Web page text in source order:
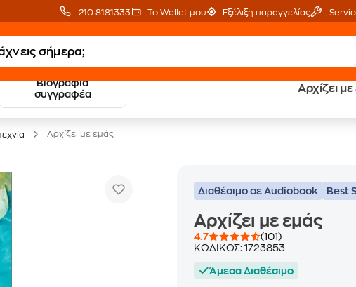
210 8181333 Το Wallet μου Εξέλιξη παραγγελίας
Βιογραφία
συγγραφέα
Αρχίζει
με Public+ Delivery
Έλα στον
Αρχίζει με εμάς
Διαθέσιμο σε Audiobook Best
Αρχίζει με εμάς
4.7
(101)
ΚΩΔΙΚΟΣ:1723853
Άμεσα Διαθέσιμο